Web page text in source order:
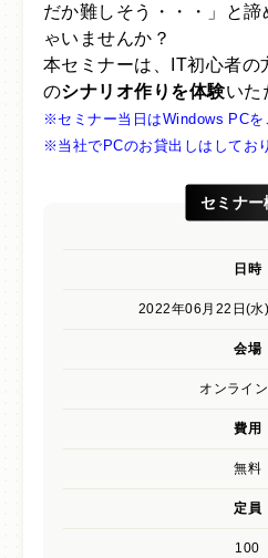
よくあるご質問
パートナー
開発までの道のり
無料トライアル
だか難しそう・・・」と
ゃいませんか？
本セミナーは、IT初心者
のシナリオ作りを体験いた
※セミナー当日はWindows PCを
※当社でPCのお貸出しはしてお
セミナー
日時
2022年06月22日(
会場
オンライ
費用
無料
定員
100